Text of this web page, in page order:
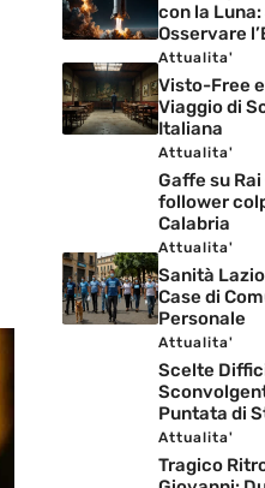
con la
Osservare
Attualita'
Visto-Free
Viaggio di
Italiana
Attualita'
Gaffe su
follower
Calabria
Attualita'
Sanità
Case di
Personale
Attualita'
Scelte
Puntata di
Attualita'
Tragico